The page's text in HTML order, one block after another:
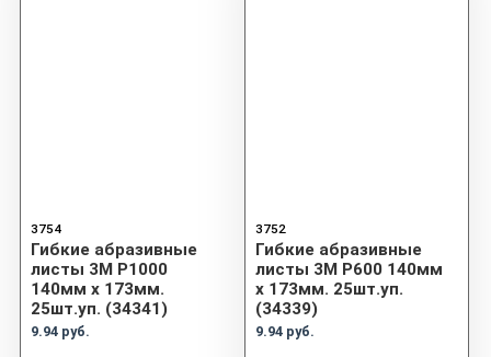
3754
Гибкие абразивные
листы 3М P1000
140мм х 173мм.
25шт.уп. (34341)
9.94 руб.
3752
Гибкие абразивные
листы 3М P600 140мм
х 173мм. 25шт.уп.
(34339)
9.94 руб.